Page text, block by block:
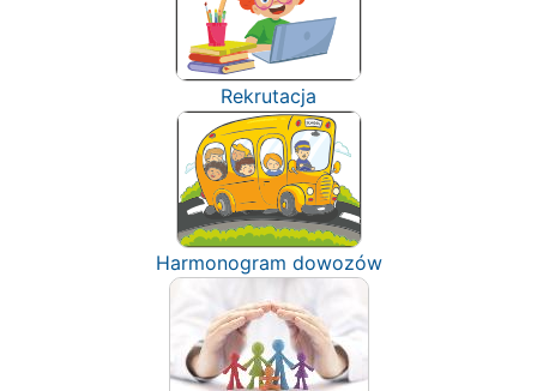
Rekrutacja
Harmonogram dowozów